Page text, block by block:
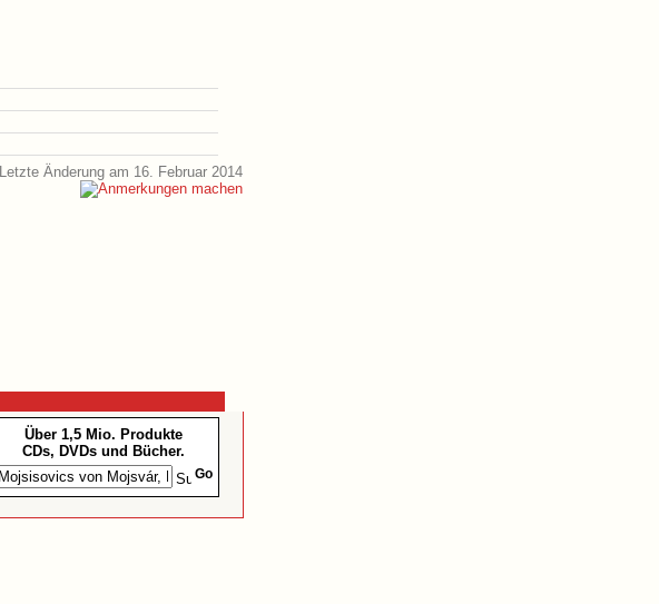
Letzte Änderung am 16. Februar 2014
Über 1,5 Mio. Produkte
CDs, DVDs und Bücher.
Go